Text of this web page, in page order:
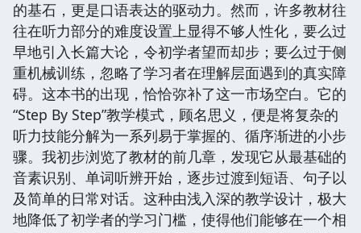
的基石，更是口语表达的驱动力。然而，许多教材往
往在听力部分的难度设置上显得不够人性化，要么过
早地引入长篇大论，令初学者望而却步；要么过于侧
重机械训练，忽略了学习者在理解层面遇到的真实障
碍。这本书的出现，恰恰弥补了这一市场空白。它的
“Step By Step”教学模式，顾名思义，便是将复杂的
听力技能分解为一系列易于掌握的、循序渐进的小步
骤。我初步浏览了教材的前几章，发现它从最基础的
音素识别、单词听辨开始，逐步过渡到短语、句子以
及简单的日常对话。这种由浅入深的教学设计，极大
地降低了初学者的学习门槛，使得他们能够在一个相